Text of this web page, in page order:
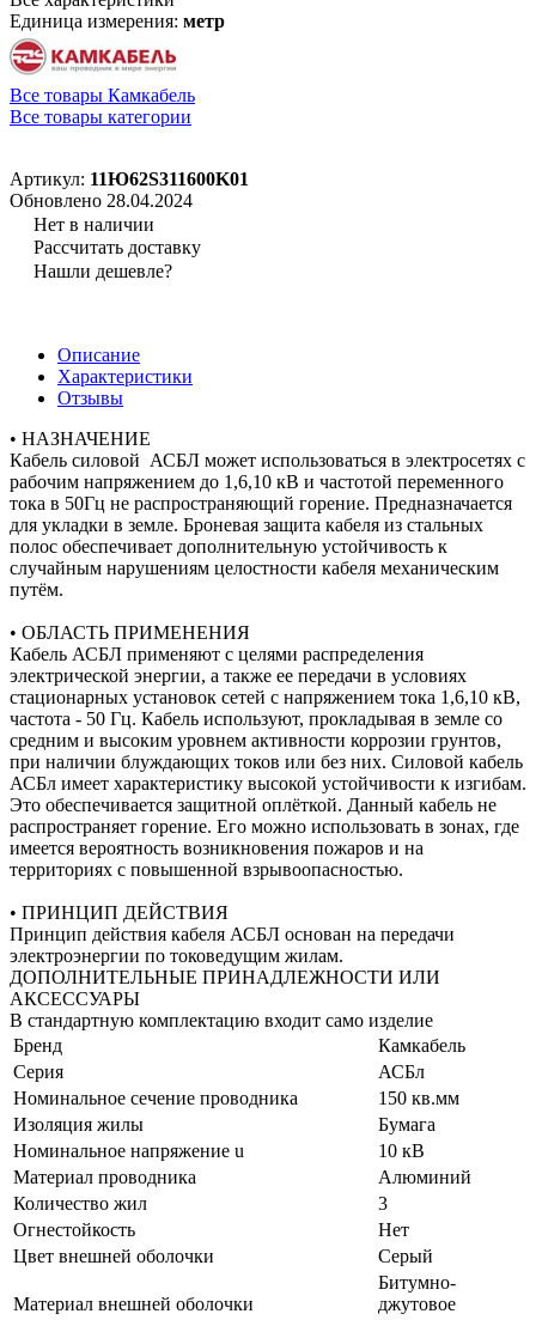
Единица измерения: метр
Все товары Камкабель
Все товары категории
Артикул: 11Ю62S311600K01
Обновлено 28.04.2024
Нет в наличии
Рассчитать доставку
Нашли дешевле?
Описание
Характеристики
Отзывы
• НАЗНАЧЕНИЕ
Кабель силовой АСБЛ может использоваться в электросетях с
рабочим напряжением до 1,6,10 кВ и частотой переменного
тока в 50Гц не распространяющий горение. Предназначается
для укладки в земле. Броневая защита кабеля из стальных
полос обеспечивает дополнительную устойчивость к
случайным нарушениям целостности кабеля механическим
путём.
• ОБЛАСТЬ ПРИМЕНЕНИЯ
Кабель АСБЛ применяют с целями распределения
электрической энергии, а также ее передачи в условиях
стационарных установок сетей с напряжением тока 1,6,10 кВ,
частота - 50 Гц. Кабель используют, прокладывая в земле со
средним и высоким уровнем активности коррозии грунтов,
при наличии блуждающих токов или без них. Силовой кабель
АСБл имеет характеристику высокой устойчивости к изгибам.
Это обеспечивается защитной оплёткой. Данный кабель не
распространяет горение. Его можно использовать в зонах, где
имеется вероятность возникновения пожаров и на
территориях с повышенной взрывоопасностью.
• ПРИНЦИП ДЕЙСТВИЯ
Принцип действия кабеля АСБЛ основан на передачи
электроэнергии по токоведущим жилам.
ДОПОЛНИТЕЛЬНЫЕ ПРИНАДЛЕЖНОСТИ ИЛИ
АКСЕССУАРЫ
В стандартную комплектацию входит само изделие
Бренд
Камкабель
Серия
АСБл
Номинальное сечение проводника
150 кв.мм
Изоляция жилы
Бумага
Номинальное напряжение u
10 кВ
Материал проводника
Алюминий
Количество жил
3
Огнестойкость
Нет
Цвет внешней оболочки
Серый
Материал внешней оболочки
Битумно-
джутовое